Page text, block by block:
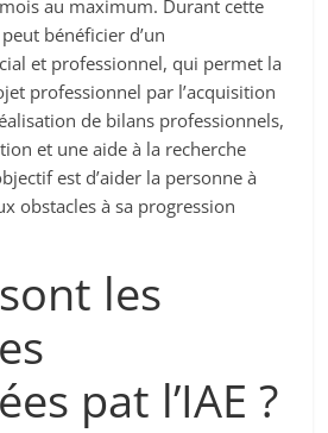
au maximum. Durant cette
bénéficier d’un
et professionnel, qui permet la
professionnel par l’acquisition
de bilans professionnels,
et une aide à la recherche
est d’aider la personne à
obstacles à sa progression
les
pat l’IAE ?